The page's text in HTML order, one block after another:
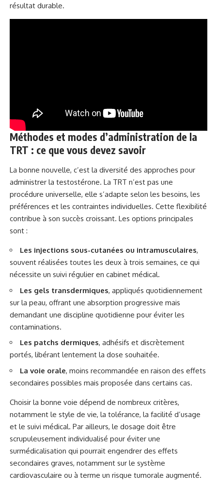
résultat durable.
Méthodes et modes d’administration de la
TRT : ce que vous devez savoir
La bonne nouvelle, c’est la diversité des approches pour
administrer la testostérone. La TRT n’est pas une
procédure universelle, elle s’adapte selon les besoins, les
préférences et les contraintes individuelles. Cette flexibilité
contribue à son succès croissant. Les options principales
sont :
Les injections sous-cutanées ou intramusculaires,
souvent réalisées toutes les deux à trois semaines, ce qui
nécessite un suivi régulier en cabinet médical.
Les gels transdermiques, appliqués quotidiennement
sur la peau, offrant une absorption progressive mais
demandant une discipline quotidienne pour éviter les
contaminations.
Les patchs dermiques, adhésifs et discrètement
portés, libérant lentement la dose souhaitée.
La voie orale, moins recommandée en raison des effets
secondaires possibles mais proposée dans certains cas.
Choisir la bonne voie dépend de nombreux critères,
notamment le style de vie, la tolérance, la facilité d’usage
et le suivi médical. Par ailleurs, le dosage doit être
scrupuleusement individualisé pour éviter une
surmédicalisation qui pourrait engendrer des effets
secondaires graves, notamment sur le système
cardiovasculaire ou à terme un risque tumorale augmenté.